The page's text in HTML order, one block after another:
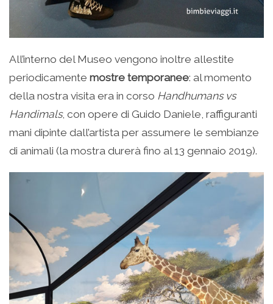
All’interno del Museo vengono inoltre allestite
periodicamente mostre temporanee: al momento
della nostra visita era in corso Handhumans vs
Handimals, con opere di Guido Daniele, raffiguranti
mani dipinte dall’artista per assumere le sembianze
di animali (la mostra durerà fino al 13 gennaio 2019).